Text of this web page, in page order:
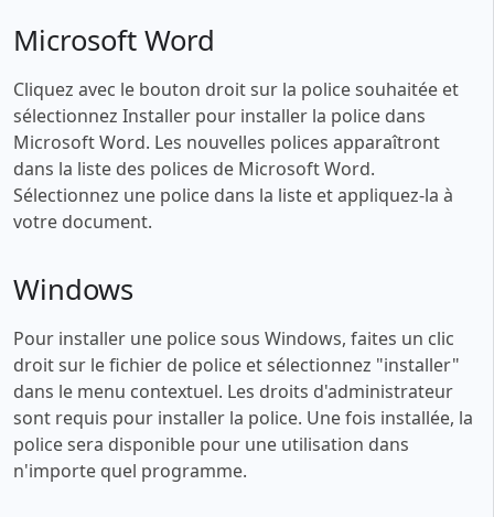
Microsoft Word
Cliquez avec le bouton droit sur la police souhaitée et
sélectionnez Installer pour installer la police dans
Microsoft Word. Les nouvelles polices apparaîtront
dans la liste des polices de Microsoft Word.
Sélectionnez une police dans la liste et appliquez-la à
votre document.
Windows
Pour installer une police sous Windows, faites un clic
droit sur le fichier de police et sélectionnez "installer"
dans le menu contextuel. Les droits d'administrateur
sont requis pour installer la police. Une fois installée, la
police sera disponible pour une utilisation dans
n'importe quel programme.